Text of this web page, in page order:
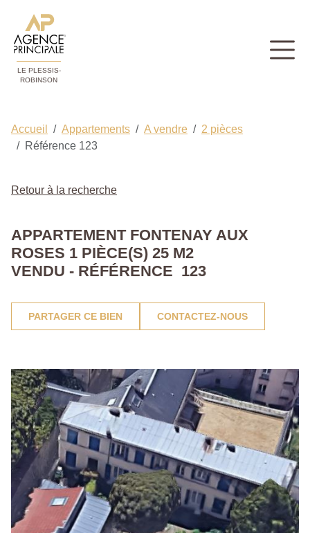
LE PLESSIS-
ROBINSON
Accueil Appartements A vendre
2 pièces
Référence 123
Retour à la recherche
APPARTEMENT FONTENAY AUX
ROSES 1 PIÈCE(S) 25 M2
VENDU - RÉFÉRENCE 123
PARTAGER CE BIEN CONTACTEZ-NOUS